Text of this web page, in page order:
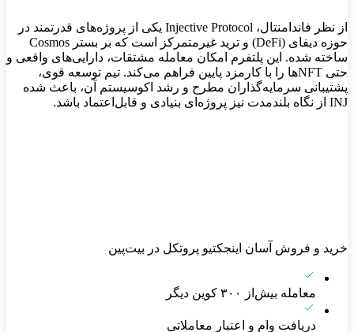
از نظر فاندامنتال، Injective Protocol یکی از پروژه‌های قدرتمند در
حوزه دیفای (DeFi) و ترید غیرمتمرکز است که بر بستر Cosmos
ساخته شده. این پلتفرم امکان معامله مشتقات، دارایی‌های واقعی و
حتی NFTها را با کارمزد پایین فراهم می‌کند. تیم توسعه قوی،
پشتیبانی سرمایه‌گذاران مطرح و رشد اکوسیستم آن، باعث شده
INJ از نگاه بلندمدت نیز پروژه‌ای بنیادی و قابل‌اعتماد باشد.
خرید و فروش آسان اینجکتیو پروتکل در بیت‌پین
معامله بیش‌از ۳۰۰ کوین دیگر
دریافت وام و اعتبار معاملاتی